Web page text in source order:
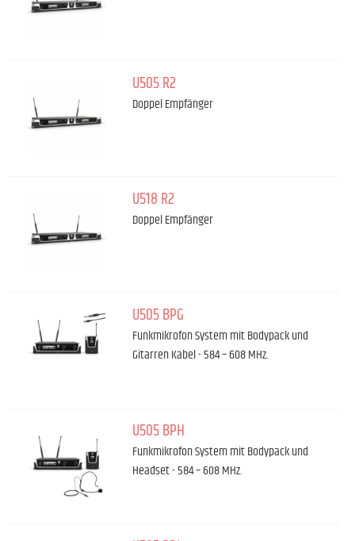
U505 R2
Doppel Empfänger
U518 R2
Doppel Empfänger
U505 BPG
Funkmikrofon System mit Bodypack und
Gitarren Kabel - 584 – 608 MHz.
U505 BPH
Funkmikrofon System mit Bodypack und
Headset - 584 – 608 MHz.